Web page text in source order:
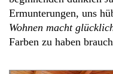
Ermunterungen, uns
Wohnen macht
Farben zu haben